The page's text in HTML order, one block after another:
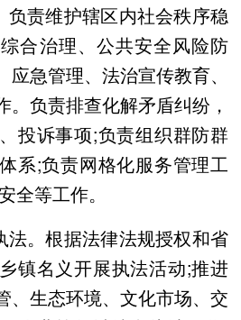
责维护辖区内社会秩序稳
合治理、公共安全风险防
急管理、法治宣传教育、
。负责排查化解矛盾纠纷，
投诉事项;负责组织群防群
系;负责网格化服务管理工
全等工作。
。根据法律法规授权和省
镇名义开展执法活动;推进
、生态环境、文化市场、交